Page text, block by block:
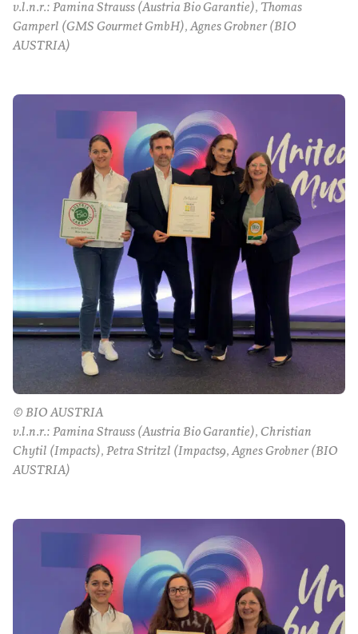
v.l.n.r.: Pamina Strauss (Austria Bio Garantie), Thomas
Gamperl (GMS Gourmet GmbH), Agnes Grobner (BIO
AUSTRIA)
© BIO AUSTRIA
v.l.n.r.: Pamina Strauss (Austria Bio Garantie), Christian
Chytil (Impacts), Petra Stritzl (Impacts9, Agnes Grobner (BIO
AUSTRIA)